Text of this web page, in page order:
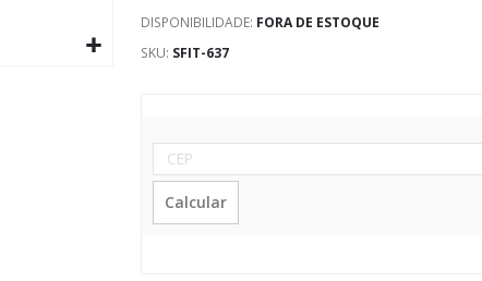
DISPONIBILIDADE: FORA DE ESTOQUE
SKU SFIT-637
Calcular